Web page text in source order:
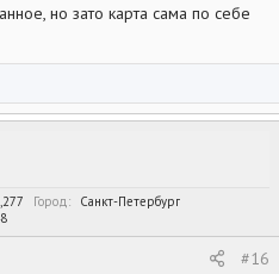
но зато карта сама по себе
Город
Санкт-Петербург
#16